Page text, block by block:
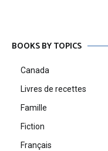
BOOKS BY TOPICS
Canada
Livres de recettes
Famille
Fiction
Français